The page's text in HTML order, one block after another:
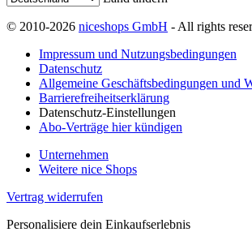
© 2010-2026 niceshops GmbH - All rights
Impressum und Nutzungsbedingungen
Datenschutz
Allgemeine Geschäftsbedingungen und
Barrierefreiheitserklärung
Datenschutz-Einstellungen
Abo-Verträge hier kündigen
Unternehmen
Weitere nice Shops
Vertrag widerrufen
Personalisiere dein Einkaufserlebnis